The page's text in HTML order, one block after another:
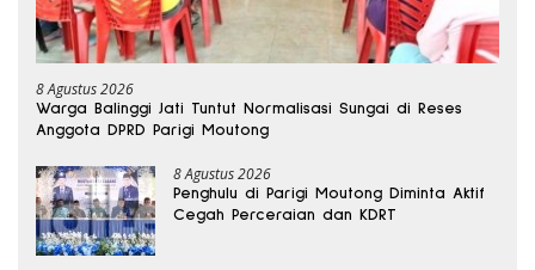
8 Agustus 2026
Warga Balinggi Jati Tuntut Normalisasi Sungai di Reses
Anggota DPRD Parigi Moutong
8 Agustus 2026
Penghulu di Parigi Moutong Diminta Aktif
Cegah Perceraian dan KDRT